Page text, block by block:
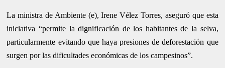
La ministra de Ambiente (e), Irene Vélez Torres, aseguró que esta
iniciativa “permite la dignificación de los habitantes de la selva,
particularmente evitando que haya presiones de deforestación que
surgen por las dificultades económicas de los campesinos”.